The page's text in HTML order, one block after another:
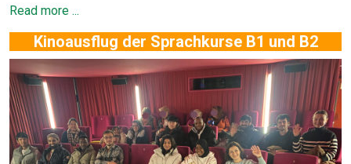
Read more ...
Kinoausflug der Sprachkurse B1 und B2